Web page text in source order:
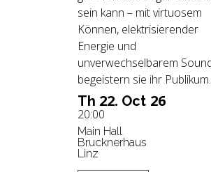
Th 22. Oct 26
20:00
Main Hall
Brucknerhaus
Linz
sein kann – mit virtuosem
Können, elektrisierender
Energie und
unverwechselbarem
begeistern sie ihr Publikum.